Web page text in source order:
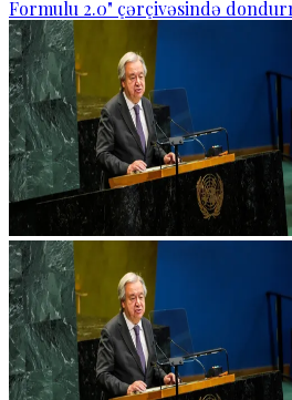
Formulu 2.0" çərçivəsində